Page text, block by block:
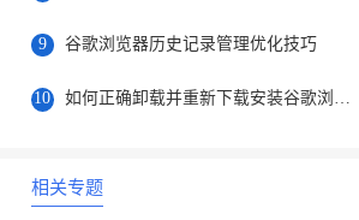
9 谷歌浏览器历史记录管理优化技巧
10 如何正确卸载并重新下载安装谷歌浏览器
相关专题